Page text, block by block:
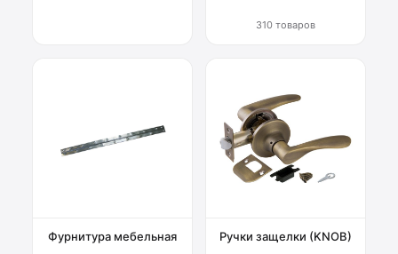
310 товаров
Фурнитура мебельная Ручки защелки (KNOB)